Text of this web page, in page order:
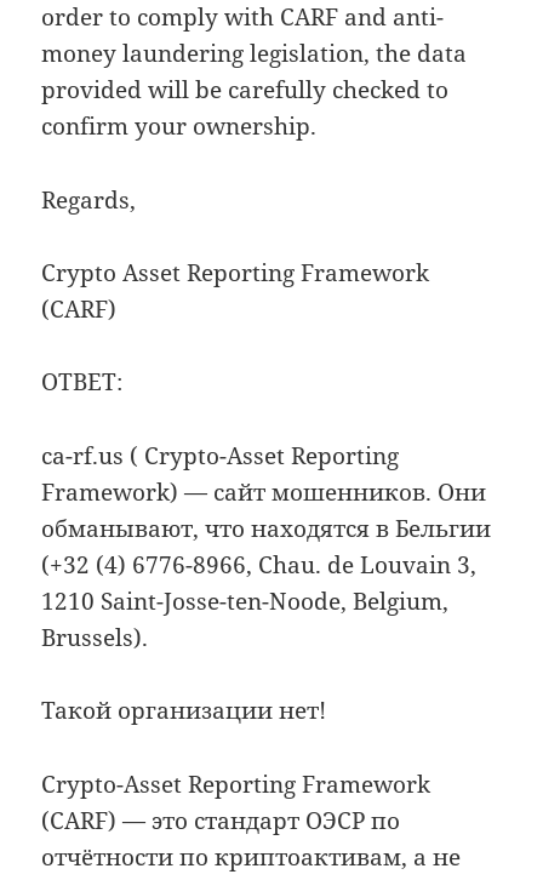
order to comply with CARF and anti-
money laundering legislation, the data
provided will be carefully checked to
confirm your ownership.
Regards,
Crypto Asset Reporting Framework
(CARF)
ОТВЕТ:
ca-rf.us ( Crypto-Asset Reporting
Framework) — сайт мошенников. Они
обманывают, что находятся в Бельгии
(+32 (4) 6776-8966, Chau. de Louvain 3,
1210 Saint-Josse-ten-Noode, Belgium,
Brussels).
Такой организации нет!
Crypto-Asset Reporting Framework
(CARF) — это стандарт ОЭСР по
отчётности по криптоактивам, а не